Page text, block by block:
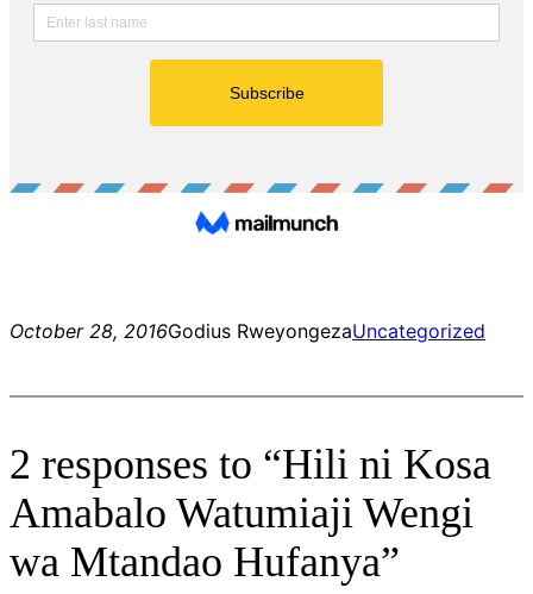
October 28, 2016Godius RweyongezaUncategorized
2 responses to “Hili ni Kosa
Amabalo Watumiaji Wengi
wa Mtandao Hufanya”